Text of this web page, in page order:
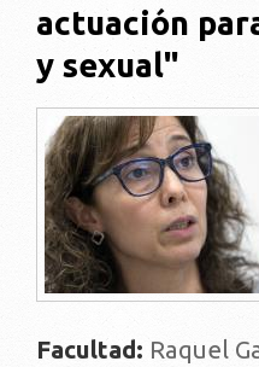
actuación
y sexual"
Facultad: Raquel